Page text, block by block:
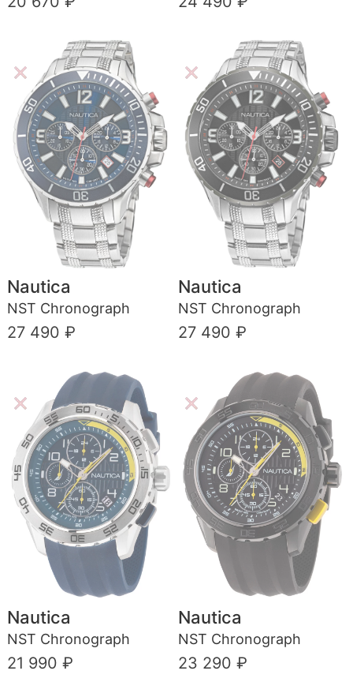
Nautica
NST Chronograph
27 490 ₽
Nautica
NST Chronograph
27 490 ₽
Nautica
NST Chronograph
21 990 ₽
Nautica
NST Chronograph
23 290 ₽